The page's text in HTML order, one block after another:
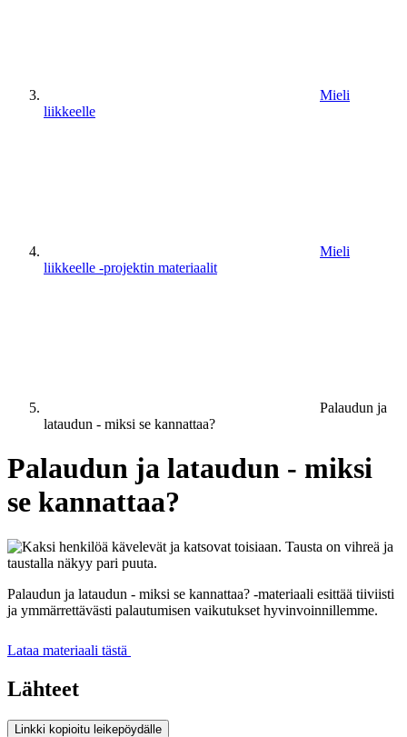
Mieli
liikkeelle
Mieli
liikkeelle -projektin materiaalit
Palaudun ja
lataudun - miksi se kannattaa?
Palaudun ja lataudun - miksi
se kannattaa?
Palaudun ja lataudun - miksi se kannattaa? -materiaali esittää tiiviisti
ja ymmärrettävästi palautumisen vaikutukset hyvinvoinnillemme.
Lataa materiaali tästä
Lähteet
Linkki kopioitu leikepöydälle